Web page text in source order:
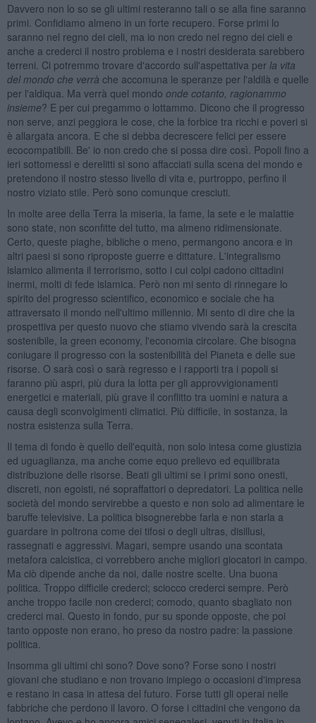
Davvero non lo so se gli ultimi resteranno tali o se alla fine saranno
primi. Confidiamo almeno in un forte recupero. Forse primi lo
saranno nel regno dei cieli, ma io non credo nel regno dei cieli e
anche a crederci il nostro problema e i nostri desiderata sarebbero
terreni. Ci potremmo trovare d'accordo sull'aspettativa per la vita
del mondo che verrà che accomuna le speranze per l'aldilà e quelle
per l'aldiqua. Ma verrà quel mondo onde cotanto, ragionammo
insieme? E per cui pregammo o lottammo. Dicono che il progresso
non serve, anzi peggiora le cose, che la forbice tra ricchi e poveri si
è allargata ancora. E che si debba decrescere felici per essere
ecocompatibili. Be' io non credo che si possa dire così. Popoli fino a
ieri sottomessi e derelitti si sono affacciati sulla scena del mondo e
pretendono il nostro stesso livello di vita e, purtroppo, perfino il
nostro viziato stile. Però sono comunque cresciuti.
In molte aree della Terra la miseria, la fame, la sete e le malattie
sono state, non sconfitte del tutto, ma almeno ridimensionate.
Certo, queste piaghe, bibliche o meno, permangono ancora e in
altri paesi si sono riproposte guerre e dittature. L'integralismo
islamico alimenta il terrorismo, sotto i cui colpi cadono cittadini
inermi, molti di fede islamica. Però non mi sento di rinnegare lo
spirito del progresso scientifico, economico e sociale che ha
attraversato il mondo nell'ultimo millennio. Mi sento di dire che la
prospettiva per questo nuovo che stiamo vivendo sarà la crescita
sostenibile, la green economy, l'economia circolare. Che bisogna
coniugare il progresso con la sostenibilità del Pianeta e delle sue
risorse. O sarà così o sarà regresso e i rapporti tra i popoli si
faranno più aspri, più dura la lotta per gli approvvigionamenti
energetici e materiali, più grave il conflitto tra uomini e natura a
causa degli sconvolgimenti climatici. Più difficile, in sostanza, la
nostra esistenza sulla Terra.
Il tema di fondo è quello dell'equità, non solo intesa come giustizia
ed uguaglianza, ma anche come equo prelievo ed equilibrata
distribuzione delle risorse. Beati gli ultimi se i primi sono onesti,
discreti, non egoisti, né sopraffattori o depredatori. La politica nelle
società del mondo servirebbe a questo e non solo ad alimentare le
baruffe televisive. La politica bisognerebbe farla e non starla a
guardare in poltrona come dei tifosi o degli ultras, disillusi,
rassegnati e aggressivi. Magari, sempre usando una scontata
metafora calcistica, ci vorrebbero anche migliori giocatori in campo.
Ma ciò dipende anche da noi, dalle nostre scelte. Una buona
politica. Troppo difficile crederci; sciocco crederci sempre. Però
anche troppo facile non crederci; comodo, quanto sbagliato non
crederci mai. Questo in fondo, pur su sponde opposte, che poi
tanto opposte non erano, ho preso da nostro padre: la passione
politica.
Insomma gli ultimi chi sono? Dove sono? Forse sono i nostri
giovani che studiano e non trovano impiego o occasioni d'impresa
e restano in casa in attesa del futuro. Forse tutti gli operai nelle
fabbriche che perdono il lavoro. O forse i cittadini che vengono da